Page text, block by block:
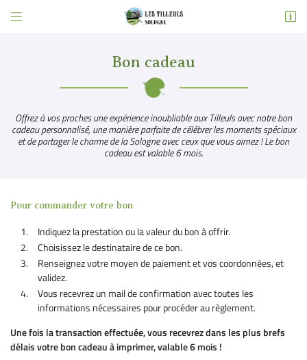
 
 Adresse email de réception
 Recopier le code ci-contre
Rafraîchir le captcha
Bon cadeau
Offrez à vos proches une expérience inoubliable aux Tilleuls avec notre bon
cadeau personnalisé, une manière parfaite de célébrer les moments spéciaux
et de partager le charme de la Sologne avec ceux que vous aimez ! Le bon
cadeau est valable 6 mois.
Pour commander votre bon
Indiquez la prestation ou la valeur du bon à offrir.
Choisissez le destinataire de ce bon.
Renseignez votre moyen de paiement et vos coordonnées, et
validez.
Vous recevrez un mail de confirmation avec toutes les
informations nécessaires pour procéder au règlement.
Une fois la transaction effectuée, vous recevrez dans les plus brefs
délais votre bon cadeau à imprimer, valable 6 mois !